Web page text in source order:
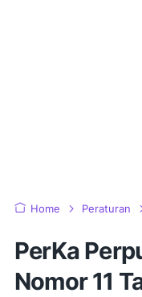
Home Peraturan
PerKa
Nomor 11